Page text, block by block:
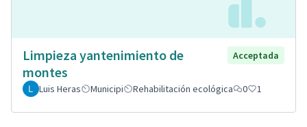
Limpieza yantenimiento de
montes
Acceptada
Luis Heras Municipi Rehabilitación ecológica 0 1